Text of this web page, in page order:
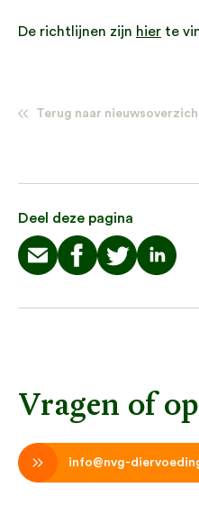
De richtlijnen zijn hier te
Terug naar
Deel deze pagina
Vragen of
info@nvg-